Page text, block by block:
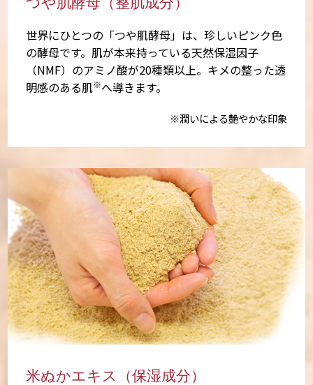
世界にひとつの「つや肌酵母」は、珍しいピンク色
の酵母です。肌が本来持っている天然保湿因子
（NMF）のアミノ酸が20種類以上。キメの整った透
明感のある肌※へ導きます。
※潤いによる艶やかな印象
米ぬかエキス（保湿成分）